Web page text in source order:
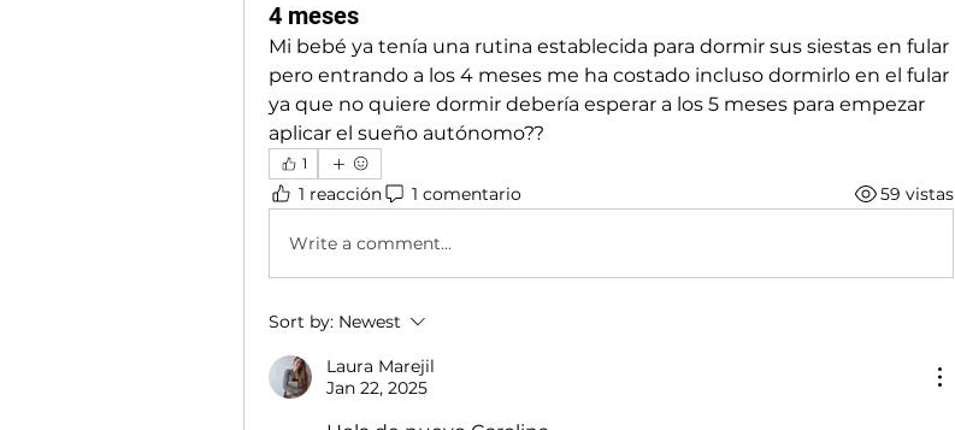
4 meses
Mi bebé ya tenía una rutina establecida para dormir sus siestas en fular
pero entrando a los 4 meses me ha costado incluso dormirlo en el fular
ya que no quiere dormir debería esperar a los 5 meses para empezar
aplicar el sueño autónomo??
1
1 reacción 1 comentario 59 vistas
Write a comment...
Sort by: Newest
Laura Marejil
Jan 22, 2025